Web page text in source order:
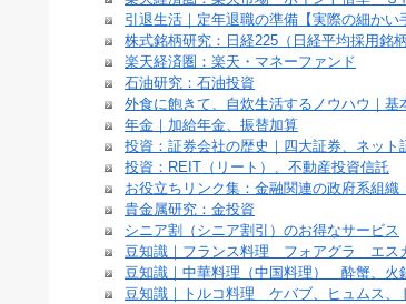
引退生活｜定年退職の準備【実際の細かい
株式銘柄研究：日経225（日経平均採用銘
楽天経済圏：楽天・マネーファンド
石油研究：石油投資
外食に飽きて、自炊生活するノウハウ｜基
年金｜加給年金、振替加算
投資：証券会社の歴史｜四大証券、ネット
投資：REIT（リート）、不動産投資信託
お役立ちリンク集：金融関連の政府系組織
貴金属研究：金投資
シニア割（シニア割引）のお得なサービス
豆知識｜フランス料理 フォアグラ エ
豆知識｜中華料理（中国料理） 酔蟹、火
豆知識｜トルコ料理 ケバブ、ヒュムス、